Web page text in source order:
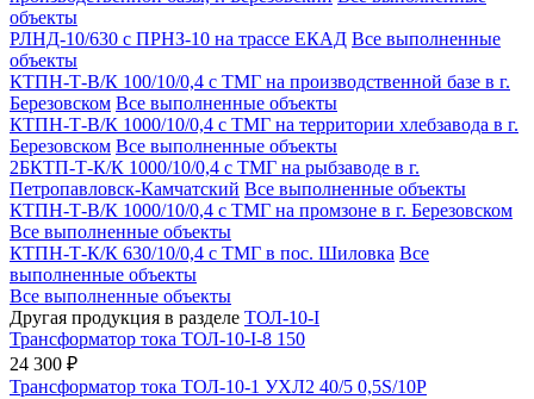
объекты
РЛНД-10/630 с ПРНЗ-10 на трассе ЕКАД Все выполненные
объекты
КТПН-Т-В/К 100/10/0,4 с ТМГ на производственной базе в г.
Березовском Все выполненные объекты
КТПН-Т-В/К 1000/10/0,4 с ТМГ на территории хлебзавода в г.
Березовском Все выполненные объекты
2БКТП-Т-К/К 1000/10/0,4 с ТМГ на рыбзаводе в г.
Петропавловск-Камчатский Все выполненные объекты
КТПН-Т-В/К 1000/10/0,4 с ТМГ на промзоне в г. Березовском
Все выполненные объекты
КТПН-Т-К/К 630/10/0,4 с ТМГ в пос. Шиловка Все
выполненные объекты
Все выполненные объекты
Другая продукция в разделе ТОЛ-10-I
Трансформатор тока ТОЛ-10-I-8 150
24 300 ₽
Трансформатор тока ТОЛ-10-1 УХЛ2 40/5 0,5S/10Р